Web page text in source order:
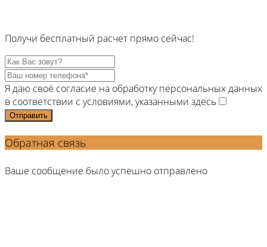
Получи бесплатный расчет прямо сейчас!
Я даю своё согласие на обработку персональных данных
в соответствии с условиями, указанными здесь
Отправить
Обратная связь
Ваше сообщение было успешно отправлено